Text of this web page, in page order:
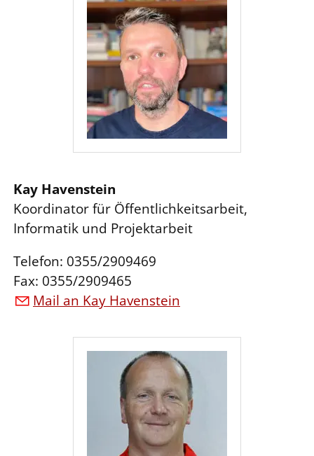
Kay Havenstein
Koordinator für Öffentlichkeitsarbeit,
Informatik und Projektarbeit
Telefon: 0355/2909469
Fax: 0355/2909465
Mail an Kay Havenstein